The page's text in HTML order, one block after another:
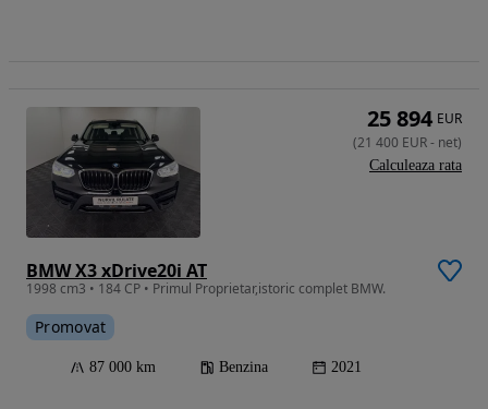
BMW X3 xDrive20i AT
1998 cm3 • 184 CP • Primul Proprietar,istoric complet BMW.
Promovat
87 000 km Benzina 2021
25 894 EUR
(21 400 EUR- net)
Calculeaza rata